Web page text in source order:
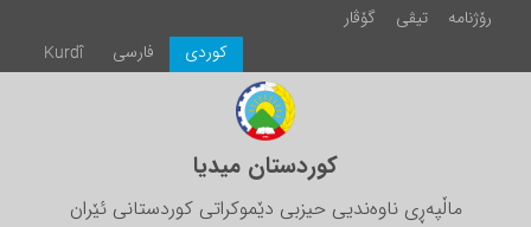
رۆژنامە تیڤی
گۆڤار
Kurdî
فارسی كوردی
کوردستان میدیا
ماڵپەڕی ناوەندیی حیزبی دێموکراتی کوردستانی ئێران